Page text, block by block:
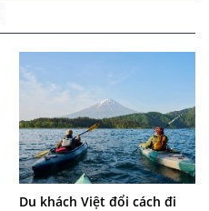
Du khách Việt đổi cách đi